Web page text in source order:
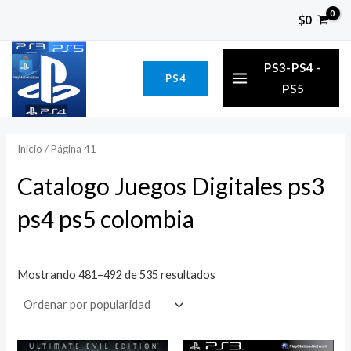
contenido
$0
PS4
MAIN
MENU
PS3-PS4 -
PS5
Inicio / Página 41
Catalogo Juegos Digitales ps3
ps4 ps5 colombia
Mostrando 481–492 de 535 resultados
El
El
El